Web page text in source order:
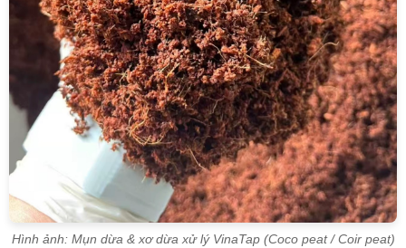
Hình ảnh: Mụn dừa & xơ dừa xử lý VinaTap (Coco peat / Coir peat)